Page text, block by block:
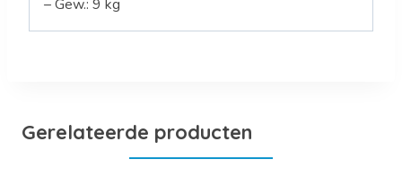
– Gew.: 9 kg
Gerelateerde producten